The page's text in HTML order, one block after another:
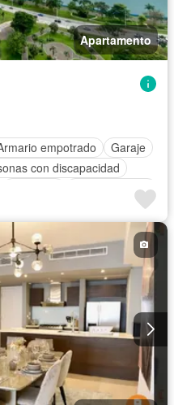
Apartamento
empotrado
Garaje
con discapacidad
Cocina integral